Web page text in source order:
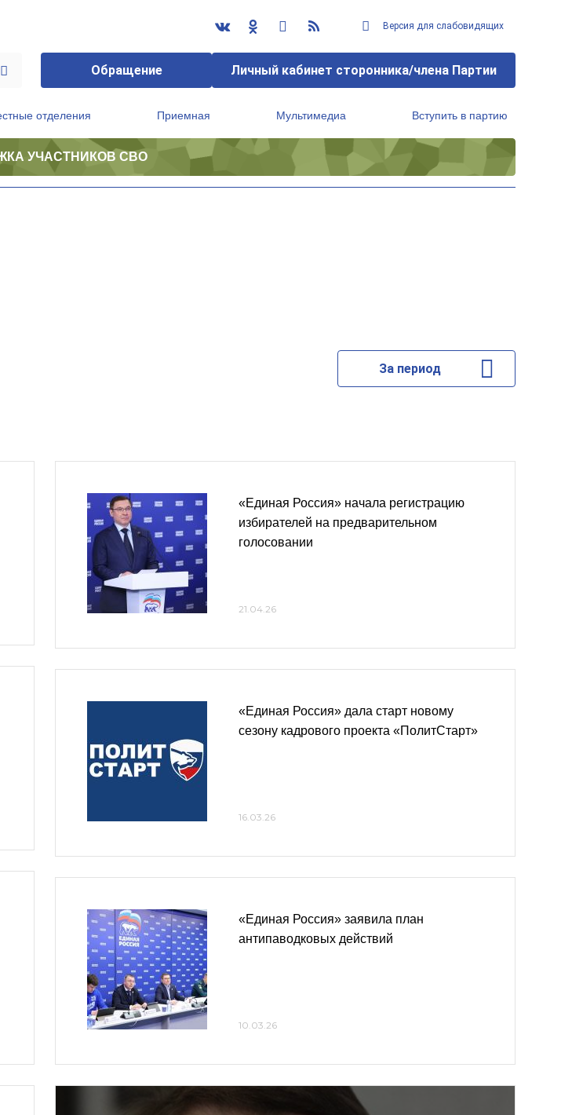
Версия для слабовидящих
Обращение Личный кабинет сторонника/члена Партии
отделения Приемная Мультимедиа Вступить в партию
УЧАСТНИКОВ СВО
За период
«Единая Россия» начала регистрацию
избирателей на предварительном
голосовании
21.04.26
«Единая Россия» дала старт новому
сезону кадрового проекта «ПолитСтарт»
16.03.26
«Единая Россия» заявила план
антипаводковых действий
10.03.26